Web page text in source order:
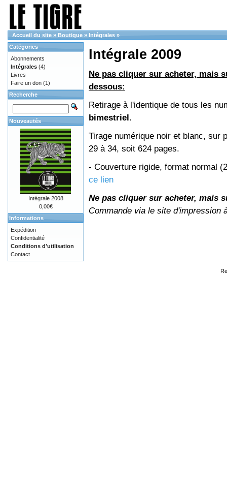
Accueil du site » Boutique » Intégrales »
Intégrale 2009
Ne pas cliquer sur acheter, mais
dessous:
Retirage à l'identique de tous les
bimestriel.
Tirage numérique noir et blanc, sur
29 à 34, soit 624 pages.
- Couverture rigide, format normal
ce lien
Ne pas cliquer sur acheter, mais
Commande via le site d'impression
Catégories
Abonnements
Intégrales (4)
Livres
Faire un don (1)
Recherche
Nouveautés
Intégrale 2008
0,00€
Informations
Expédition
Confidentialité
Conditions d'utilisation
Contact